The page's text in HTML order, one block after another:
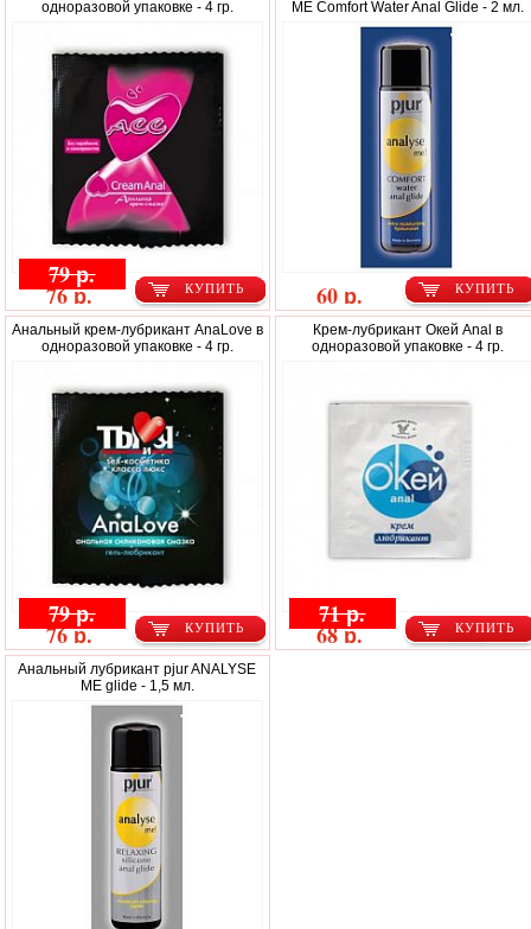
одноразовой упаковке - 4 гр.
КУПИТЬ
79 р.
76 р.
ME Comfort Water Anal Glide - 2 мл.
КУПИТЬ
60 р.
Анальный крем-лубрикант AnaLove в
одноразовой упаковке - 4 гр.
КУПИТЬ
79 р.
76 р.
Крем-лубрикант Окей Anal в
одноразовой упаковке - 4 гр.
КУПИТЬ
71 р.
68 р.
Анальный лубрикант pjur ANALYSE
ME glide - 1,5 мл.